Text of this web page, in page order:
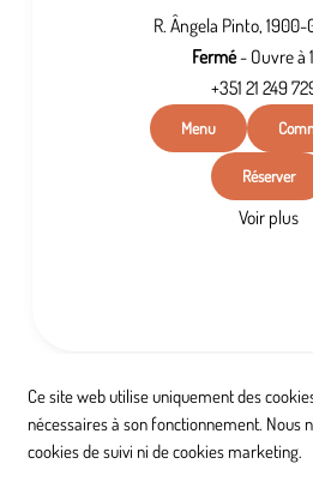
R. Ângela
Fermé- Ouvre à
+351 21 249
Menu
Réserver
Voir plus
Margarita : une fusion
italiennes à Lisbonne
Ce site web utilise uniquement des
nécessaires à son fonctionnement. Nous
cookies de suivi ni de cookies marketing.